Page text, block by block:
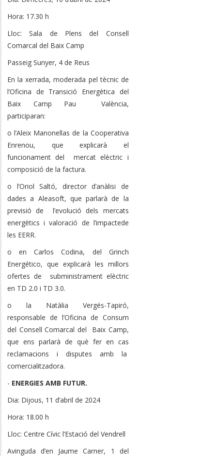
Hora: 17.30 h
Lloc: Sala de Plens del Consell
Comarcal del Baix Camp
Passeig Sunyer, 4 de Reus
En la xerrada, moderada pel tècnic de
l’Oficina de Transició Energètica del
Baix Camp Pau València,
participaran:
o l’Aleix Manonellas de la Cooperativa
Enrenou, que explicarà el
funcionament del mercat elèctric i
composició de la factura.
o l’Oriol Saltó, director d’anàlisi de
dades a Aleasoft, que parlarà de la
previsió de l’evolució dels mercats
energètics i valoració de l’impactede
les EERR.
o en Carlos Codina, del Grinch
Energético, que explicarà les millors
ofertes de subministrament elèctric
en TD 2.0 i TD 3.0.
o la Natàlia Vergés-Tapiró,
responsable de l’Oficina de Consum
del Consell Comarcal del Baix Camp,
que ens parlarà de què fer en cas
reclamacions i disputes amb la
comercialitzadora.
- ENERGIES AMB FUTUR.
Dia: Dijous, 11 d’abril de 2024
Hora: 18.00 h
Lloc: Centre Cívic l’Estació del Vendrell
Avinguda d’en Jaume Carner, 1 del